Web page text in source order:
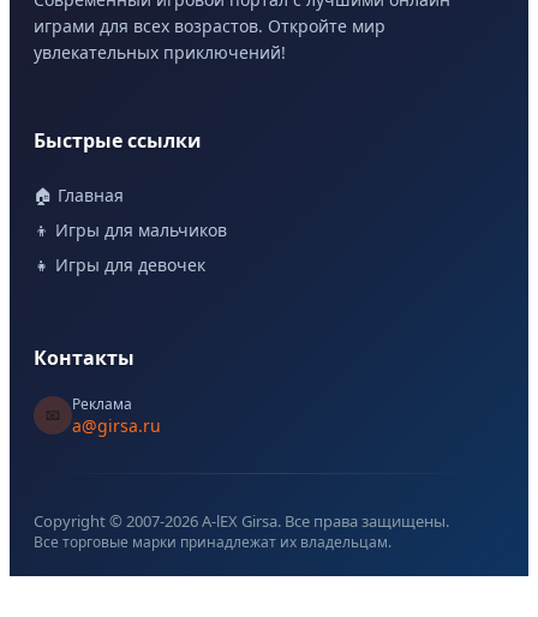
играми для всех возрастов. Откройте мир
увлекательных приключений!
Быстрые ссылки
🏠 Главная
👦 Игры для мальчиков
👧 Игры для девочек
Контакты
📧
Реклама
a@girsa.ru
Copyright © 2007-2026A-lEX Girsa. Все права защищены.
Все торговые марки принадлежат их владельцам.